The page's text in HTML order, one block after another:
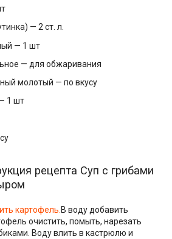
— 2 ст. л.
— 1 шт
— для обжаривания
молотый — по вкусу
1 шт
рецепта Суп с грибами
В воду добавить
очистить, помыть, нарезать
Воду влить в кастрюлю и